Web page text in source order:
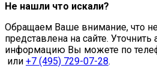
Не нашли что искали?
Обращаем Ваше внимание, что
представлена на сайте. Уточнить
информацию Вы можете по
или +7 (495) 729-07-28.